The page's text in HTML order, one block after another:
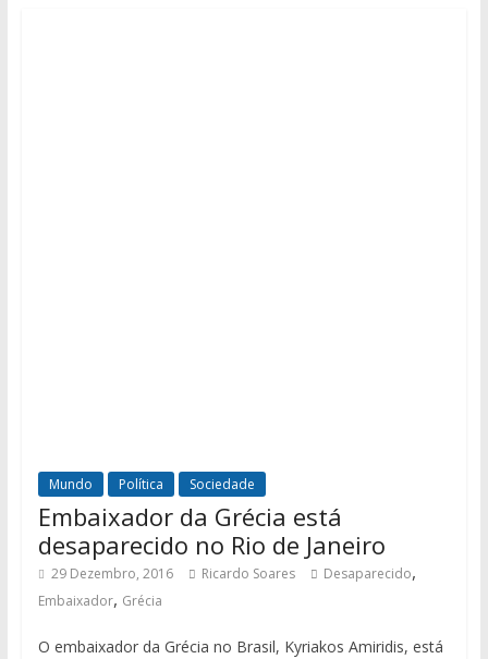
Mundo Política Sociedade
Embaixador da Grécia está
desaparecido no Rio de Janeiro
29 Dezembro, 2016 Ricardo Soares Desaparecido,
Embaixador, Grécia
O embaixador da Grécia no Brasil, Kyriakos Amiridis, está